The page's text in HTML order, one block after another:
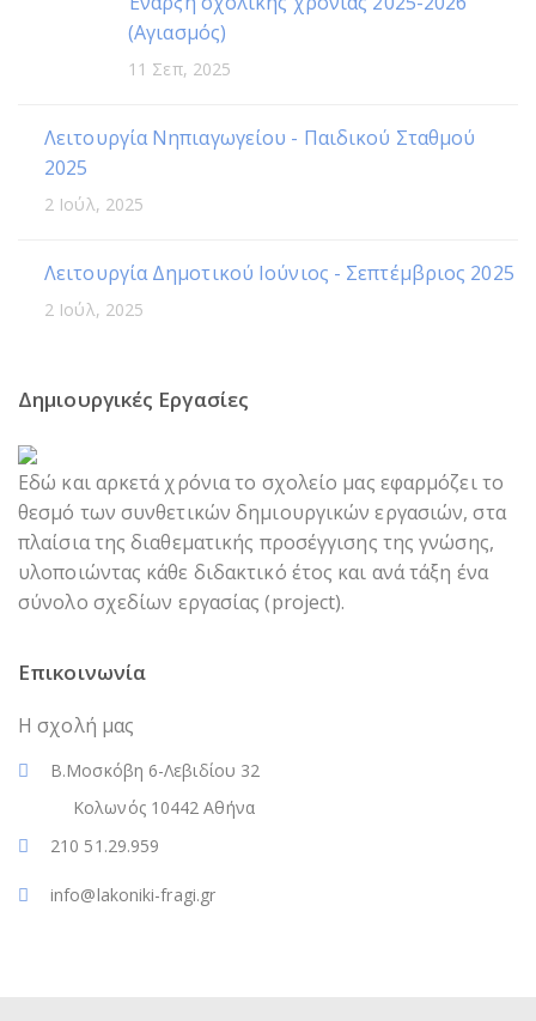
(Αγιασμός)
11 Σεπ, 2025
Λειτουργία Νηπιαγωγείου - Παιδικού Σταθμού
2025
2 Ιούλ, 2025
Λειτουργία Δημοτικού Ιούνιος - Σεπτέμβριος 2025
2 Ιούλ, 2025
Δημιουργικές Εργασίες
Εδώ και αρκετά χρόνια το σχολείο μας εφαρμόζει το
θεσμό των συνθετικών δημιουργικών εργασιών, στα
πλαίσια της διαθεματικής προσέγγισης της γνώσης,
υλοποιώντας κάθε διδακτικό έτος και ανά τάξη ένα
σύνολο σχεδίων εργασίας (project).
Επικοινωνία
Η σχολή μας
Β.Μοσκόβη 6-Λεβιδίου 32
Κολωνός 10442 Αθήνα
210 51.29.959
info@lakoniki-fragi.gr